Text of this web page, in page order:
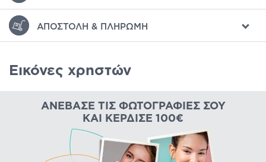
ΑΠΟΣΤΟΛΉ & ΠΛΗΡΩΜΉ
Εικόνες χρηστών
ΑΝΈΒΑΣΕ ΤΙΣ ΦΩΤΟΓΡΑΦΊΕΣ ΣΟΥ
ΚΑΙ ΚΈΡΔΙΣΕ 100€